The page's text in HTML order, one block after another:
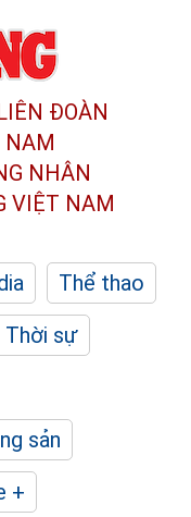
ĐOÀN
NAM
NHÂN
VIỆT NAM
Thể thao
Thời sự
sản
+